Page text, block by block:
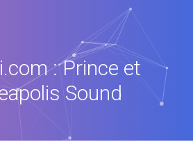
: Prince et
Sound